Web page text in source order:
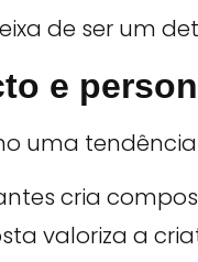
de ser um
e
uma
cria
valoriza a